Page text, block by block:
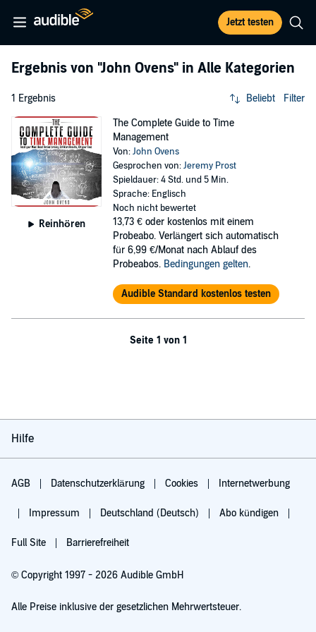
Jetzt testen
Ergebnis von "John Ovens" in Alle Kategorien
1 Ergebnis Beliebt Filter
Reinhören
The Complete Guide to Time
Management
Von:John Ovens
Gesprochen von:Jeremy Prost
Spieldauer: 4 Std. und 5 Min.
Sprache: Englisch
Noch nicht bewertet
13,73 € oder kostenlos mit einem
Probeabo. Verlängert sich automatisch
für 6,99 €/Monat nach Ablauf des
Probeabos. Bedingungen gelten.
Audible Standard kostenlos testen
Seite 1 von 1
Hilfe
AGB Datenschutzerklärung Cookies Internetwerbung
Impressum Deutschland (Deutsch) Abo kündigen
Full Site Barrierefreiheit
© Copyright 1997 - 2026 Audible GmbH
Alle Preise inklusive der gesetzlichen Mehrwertsteuer.